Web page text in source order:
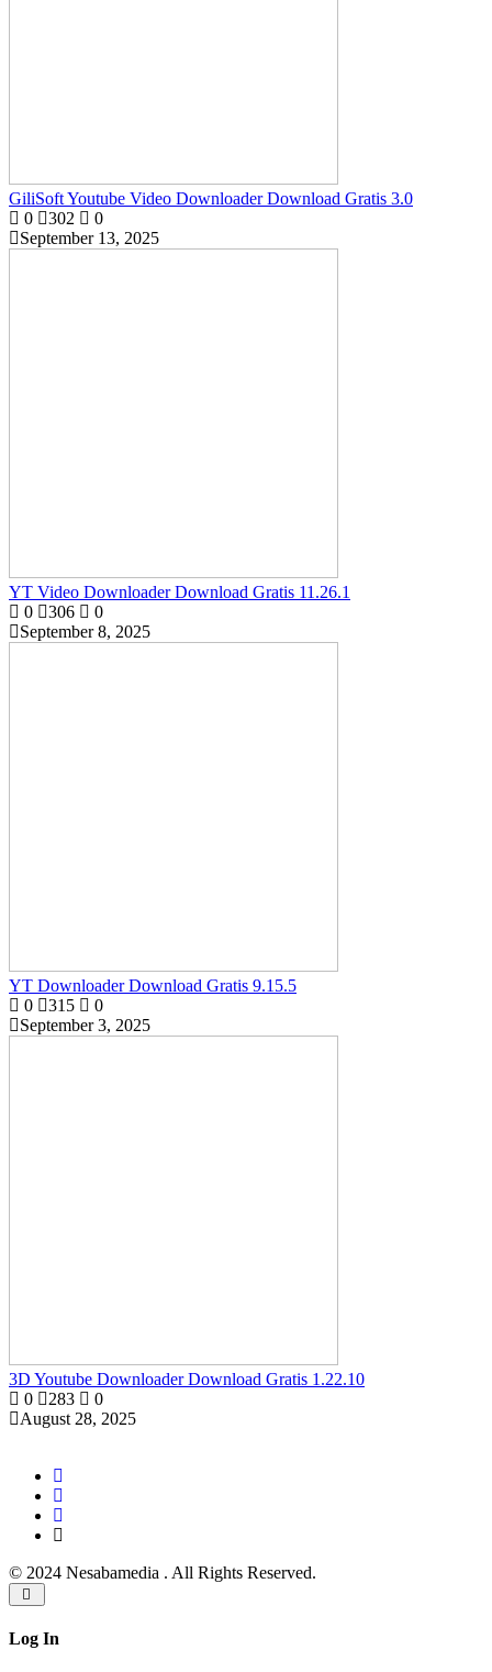
GiliSoft Youtube Video Downloader Download Gratis 3.0
0
302
0
September 13, 2025
YT Video Downloader Download Gratis 11.26.1
0
306
0
September 8, 2025
YT Downloader Download Gratis 9.15.5
0
315
0
September 3, 2025
3D Youtube Downloader Download Gratis 1.22.10
0
283
0
August 28, 2025
© 2024 Nesabamedia . All Rights Reserved.
Log In